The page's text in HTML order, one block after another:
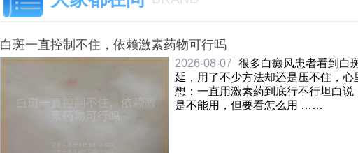
白斑一直控制不住，依赖激素药物可行吗
2026-08-07 很多白癜风患者看到白
延，用了不少方法却还是压不住，心
想：一直用激素药到底行不行坦白说
是不能用，但要看怎么用 ……